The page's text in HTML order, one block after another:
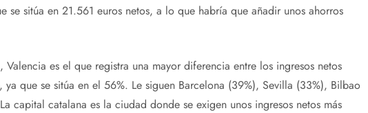
se sitúa en 21.561 euros netos, a lo que habría que añadir unos ahorros
Valencia es el que registra una mayor diferencia entre los ingresos netos
que se sitúa en el 56%. Le siguen Barcelona (39%), Sevilla (33%), Bilbao
capital catalana es la ciudad donde se exigen unos ingresos netos más